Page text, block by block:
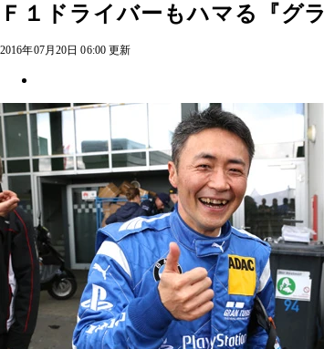
Ｆ１ドライバーもハマる『グ
2016年07月20日 06:00 更新